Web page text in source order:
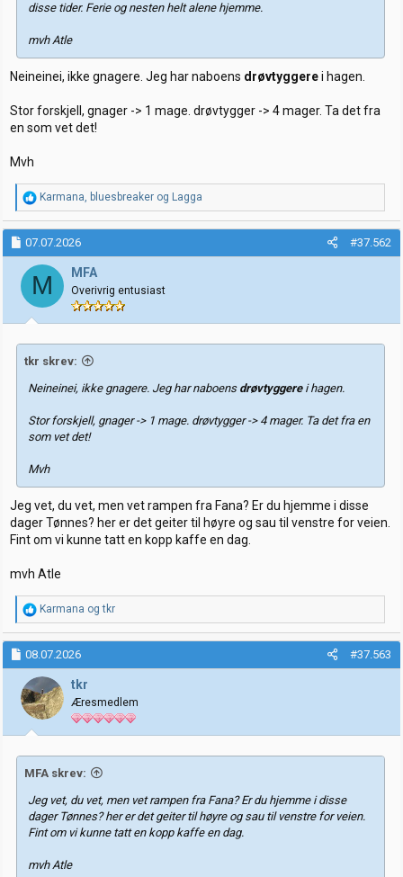
disse tider. Ferie og nesten helt alene hjemme.
mvh Atle
Neineinei, ikke gnagere. Jeg har naboens drøvtyggerei hagen.
Stor forskjell, gnager -> 1 mage. drøvtygger -> 4 mager. Ta det fra
en som vet det!
Mvh
R
e
a
k
s
j
o
n
e
r
Karmana, bluesbreaker og Lagga
07.07.2026 #37.562
M MFA
Overivrig entusiast
tkr skrev:
Neineinei, ikke gnagere. Jeg har naboens drøvtyggerei hagen.
Stor forskjell, gnager -> 1 mage. drøvtygger -> 4 mager. Ta det fra en
som vet det!
Mvh
Jeg vet, du vet, men vet rampen fra Fana? Er du hjemme i disse
dager Tønnes? her er det geiter til høyre og sau til venstre for veien.
Fint om vi kunne tatt en kopp kaffe en dag.
mvh Atle
R
e
a
k
s
j
o
n
e
r
Karmana ogtkr
08.07.2026 #37.563
tkr
Æresmedlem
MFA skrev:
Jeg vet, du vet, men vet rampen fra Fana? Er du hjemme i disse
dager Tønnes? her er det geiter til høyre og sau til venstre for veien.
Fint om vi kunne tatt en kopp kaffe en dag.
mvh Atle